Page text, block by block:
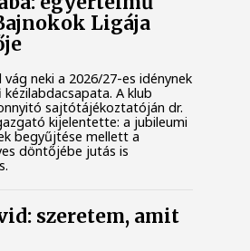
Ligája
neki a 2026/27-es idénynek
A klub
sajtótájékoztatóján dr.
kijelentette: a jubileumi
begyűjtése mellett a
döntőjébe jutás is
szeretem, amit